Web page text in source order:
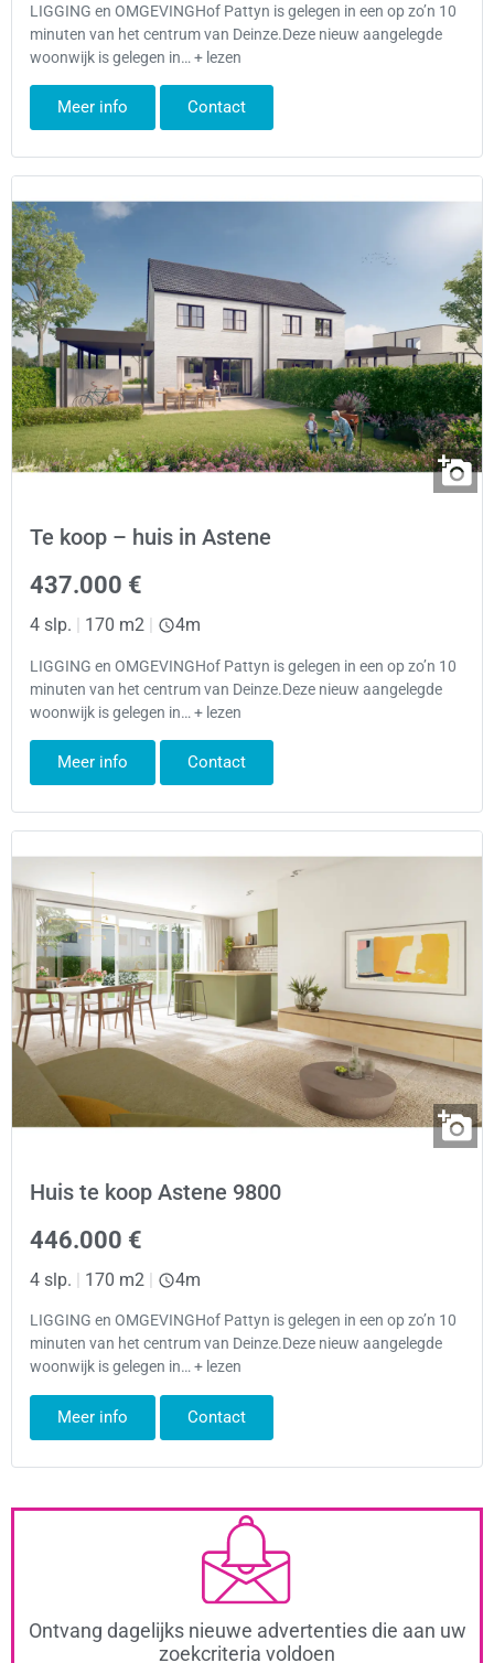
LIGGING en OMGEVINGHof Pattyn is gelegen in een op zo’n 10
minuten van het centrum van Deinze.Deze nieuw aangelegde
woonwijk is gelegen in… + lezen
Meer info Contact
Te koop – huis in Astene
437.000 €
4 slp. | 170 m2 | 4m
LIGGING en OMGEVINGHof Pattyn is gelegen in een op zo’n 10
minuten van het centrum van Deinze.Deze nieuw aangelegde
woonwijk is gelegen in… + lezen
Meer info Contact
Huis te koop Astene 9800
446.000 €
4 slp. | 170 m2 | 4m
LIGGING en OMGEVINGHof Pattyn is gelegen in een op zo’n 10
minuten van het centrum van Deinze.Deze nieuw aangelegde
woonwijk is gelegen in… + lezen
Meer info Contact
Ontvang dagelijks nieuwe advertenties die aan uw
zoekcriteria voldoen